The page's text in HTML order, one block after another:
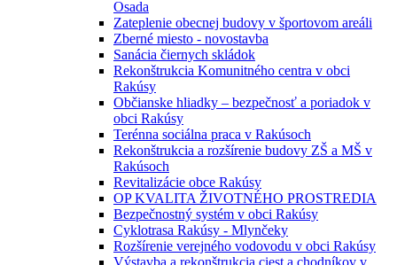
Osada
Zateplenie obecnej budovy v športovom areáli
Zberné miesto - novostavba
Sanácia čiernych skládok
Rekonštrukcia Komunitného centra v obci
Rakúsy
Občianske hliadky – bezpečnosť a poriadok v
obci Rakúsy
Terénna sociálna praca v Rakúsoch
Rekonštrukcia a rozšírenie budovy ZŠ a MŠ v
Rakúsoch
Revitalizácie obce Rakúsy
OP KVALITA ŽIVOTNÉHO PROSTREDIA
Bezpečnostný systém v obci Rakúsy
Cyklotrasa Rakúsy - Mlynčeky
Rozšírenie verejného vodovodu v obci Rakúsy
Výstavba a rekonštrukcia ciest a chodníkov v